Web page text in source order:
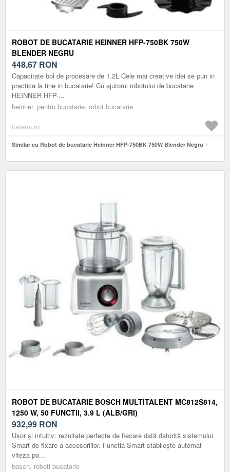
ROBOT DE BUCATARIE HEINNER HFP-750BK 750W
BLENDER NEGRU
448,67 RON
Capacitate bol de procesare de 1.2L Cele mai creative idei se pun in
practica la tine in bucatarie! Cu ajutorul robotului de bucatarie
HEINNER HFP-...
heinner, pentru bucatarie, robot bucatarie
itarena.ro
Similar cu Robot de bucatarie Heinner HFP-750BK 750W Blender Negru
ROBOT DE BUCATARIE BOSCH MULTITALENT MC812S814,
1250 W, 50 FUNCTII, 3.9 L (ALB/GRI)
932,99 RON
Ușor și intuitiv: rezultate perfecte de fiecare dată datorită sistemului
Smart de fixare a accesoriilor. Functia Smart stabilește automat
viteza po...
bosch, roboti bucatarie